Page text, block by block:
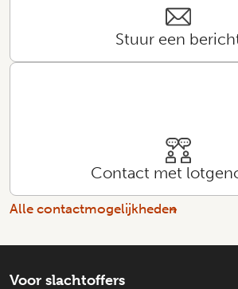
Stuur een
Contact met
Alle contactmogelijkheden
Voor slachtoffers